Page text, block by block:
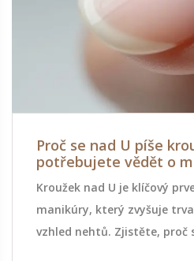
Proč se nad U píše
potřebujete vědět o
Kroužek nad U je klíčový
manikúry, který zvyšuje
vzhled nehtů. Zjistěte, proč